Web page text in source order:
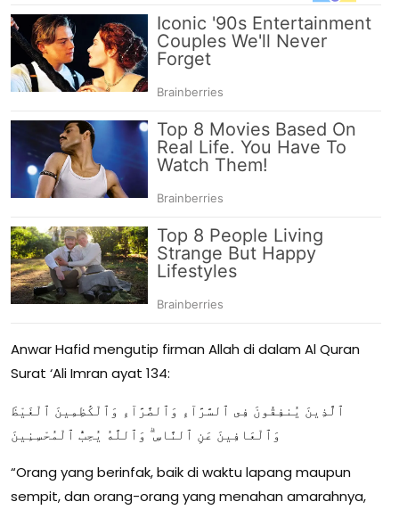
Anwar Hafid mengutip firman Allah di dalam Al Quran
Surat ‘Ali Imran ayat 134:
ٱلَّذِينَ يُنفِقُونَ فِى ٱلسَّرَّآءِ وَٱلضَّرَّآءِ وَٱلْكَٰظِمِينَ ٱلْغَيْظَ
وَٱلْعَافِينَ عَنِ ٱلنَّاسِ ۗ وَٱللَّهُ يُحِبُّ ٱلْمُحْسِنِينَ
“Orang yang berinfak, baik di waktu lapang maupun
sempit, dan orang-orang yang menahan amarahnya,